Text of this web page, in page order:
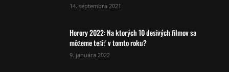
14. septembra 2021
Horory 2022: Na ktorých 10 desivých filmov sa
môžeme tešiť v tomto roku?
9. januára 2022